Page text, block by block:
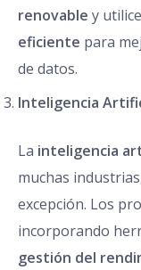
renovable y
eficiente para
de datos.
Inteligencia
La inteligencia
muchas
excepción. Los
incorporando
gestión del